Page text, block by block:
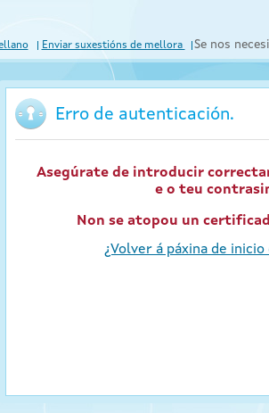
Enviar suxestións de mellora Se nos
Erro de autenticación.
Asegúrate de introducir
e o teu
Non se atopou un
¿Volver á páxina de inicio